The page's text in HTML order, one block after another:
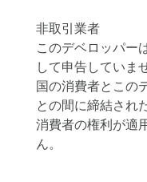
非取引業者
このデベロッパー
して申告していま
国の消費者とこの
との間に締結され
消費者の権利が適
ん。